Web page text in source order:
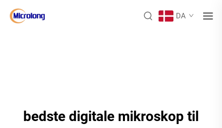
DA
bedste digitale mikroskop til